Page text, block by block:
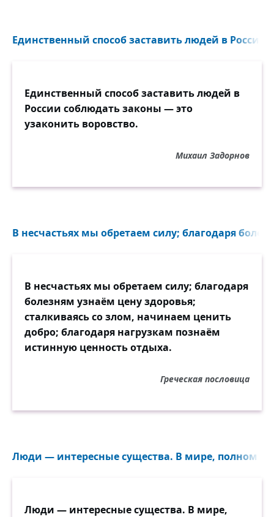
Единственный способ заставить людей в России
Единственный способ заставить людей в
России соблюдать законы — это
узаконить воровство.
Михаил Задорнов
В несчастьях мы обретаем силу; благодаря
В несчастьях мы обретаем силу; благодаря
болезням узнаём цену здоровья;
сталкиваясь со злом, начинаем ценить
добро; благодаря нагрузкам познаём
истинную ценность отдыха.
Греческая пословица
Люди — интересные существа. В мире, полном
Люди — интересные существа. В мире,